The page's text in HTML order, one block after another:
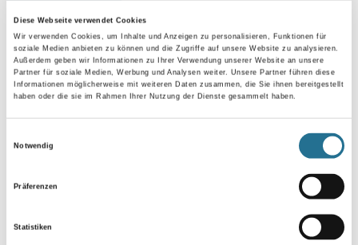
Diese Webseite verwendet Cookies
Wir verwenden Cookies, um Inhalte und Anzeigen zu personalisieren, Funktionen für
soziale Medien anbieten zu können und die Zugriffe auf unsere Website zu analysieren.
Außerdem geben wir Informationen zu Ihrer Verwendung unserer Website an unsere
Partner für soziale Medien, Werbung und Analysen weiter. Unsere Partner führen diese
Informationen möglicherweise mit weiteren Daten zusammen, die Sie ihnen bereitgestellt
haben oder die sie im Rahmen Ihrer Nutzung der Dienste gesammelt haben.
Notwendig
Präferenzen
Statistiken
Gebinde
Plattenstärke
Umrechnungsfaktoren